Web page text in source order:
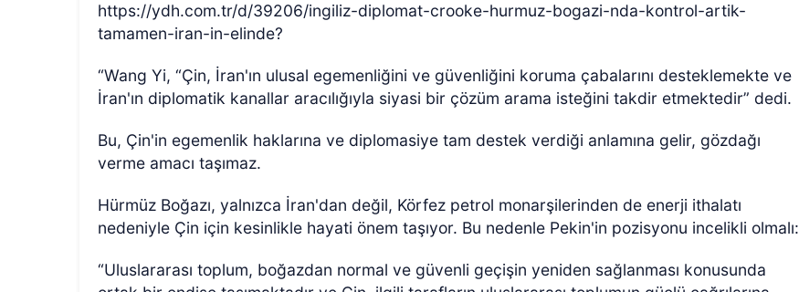
https://ydh.com.tr/d/39206/ingiliz-diplomat-crooke-hurmuz-bogazi-nda-kontrol-artik-
tamamen-iran-in-elinde?
“Wang Yi, “Çin, İran'ın ulusal egemenliğini ve güvenliğini koruma çabalarını desteklemekte ve
İran'ın diplomatik kanallar aracılığıyla siyasi bir çözüm arama isteğini takdir etmektedir” dedi.
Bu, Çin'in egemenlik haklarına ve diplomasiye tam destek verdiği anlamına gelir, gözdağı
verme amacı taşımaz.
Hürmüz Boğazı, yalnızca İran'dan değil, Körfez petrol monarşilerinden de enerji ithalatı
nedeniyle Çin için kesinlikle hayati önem taşıyor. Bu nedenle Pekin'in pozisyonu incelikli olmalı:
“Uluslararası toplum, boğazdan normal ve güvenli geçişin yeniden sağlanması konusunda